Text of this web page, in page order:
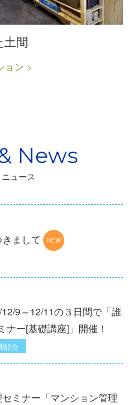
土間
ョン
ュース
まして
9～12/11の３日間で「誰
ー[基礎講座]」開催！
組合
ミナー「マンション管理